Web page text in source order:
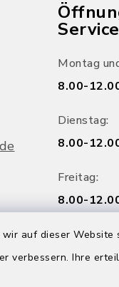
auf dieser
verbessern. Ihre
Montag
8.00-
Dienstag:
8.00-
Freitag:
8.00-
Mittwoch:
Rathaus